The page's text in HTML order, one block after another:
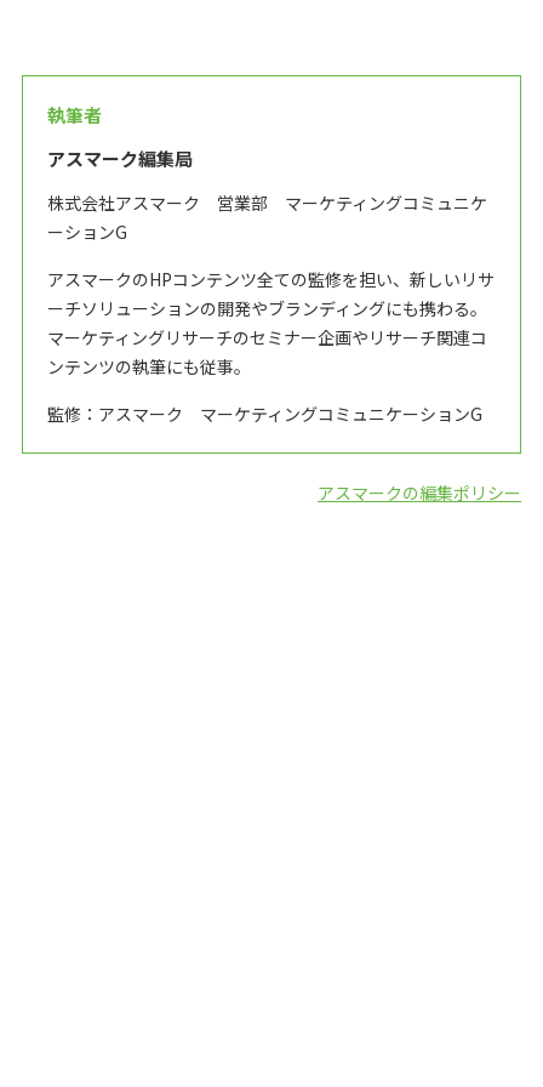
執筆者
アスマーク編集局
株式会社アスマーク 営業部 マーケティングコミュニケ
ーションG
アスマークのHPコンテンツ全ての監修を担い、新しいリサ
ーチソリューションの開発やブランディングにも携わる。
マーケティングリサーチのセミナー企画やリサーチ関連コ
ンテンツの執筆にも従事。
監修：アスマーク マーケティングコミュニケーションG
アスマークの編集ポリシー